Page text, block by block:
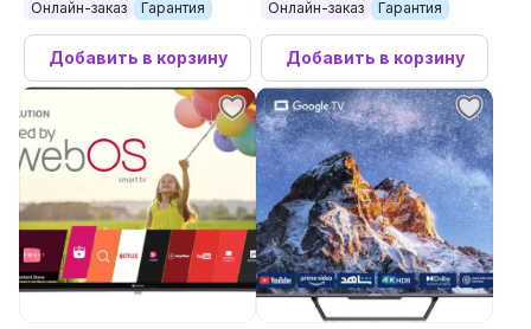
Онлайн-заказ Гарантия
Добавить в корзину
Онлайн-заказ Гарантия
Добавить в корзину